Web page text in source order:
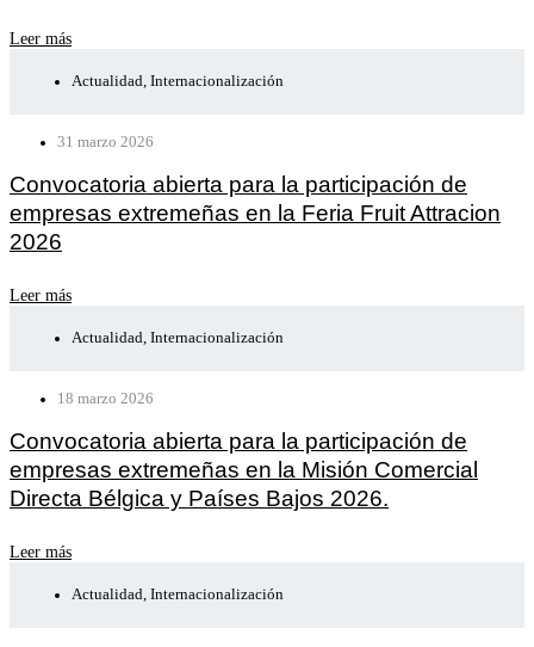
Leer más
Actualidad, Internacionalización
31 marzo 2026
Convocatoria abierta para la participación de
empresas extremeñas en la Feria Fruit Attracion
2026
Leer más
Actualidad, Internacionalización
18 marzo 2026
Convocatoria abierta para la participación de
empresas extremeñas en la Misión Comercial
Directa Bélgica y Países Bajos 2026.
Leer más
Actualidad Internacionalización